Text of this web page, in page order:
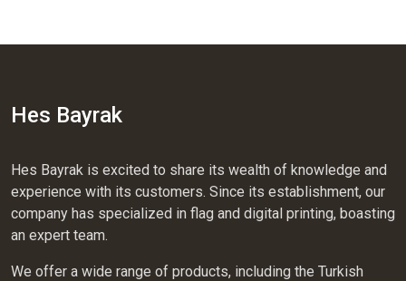
Hes Bayrak
Hes Bayrak is excited to share its wealth of knowledge and
experience with its customers. Since its establishment, our
company has specialized in flag and digital printing, boasting
an expert team.
We offer a wide range of products, including the Turkish